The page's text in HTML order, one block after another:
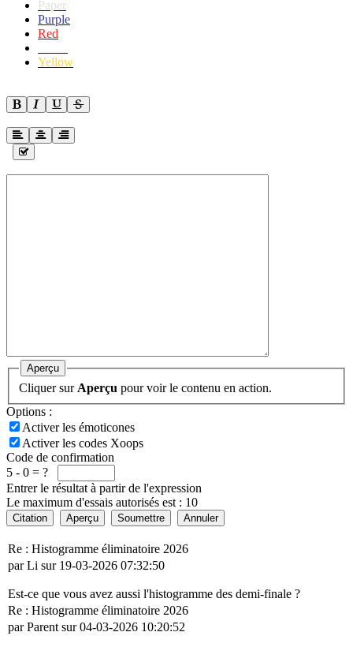
Paper
Purple
Red
Yellow
Aperçu
Cliquer sur Aperçu pour voir le contenu en action.
Options :
Activer les émoticones
Activer les codes Xoops
Code de confirmation
5 - 0 = ?
Entrer le résultat à partir de l'expression
Le maximum d'essais autorisés est : 10
Citation Aperçu Soumettre Annuler
Re : Histogramme éliminatoire 2026
par Li sur 19-03-2026 07:32:50
Est-ce que vous avez aussi l'histogramme des demi-finale ?
Re : Histogramme éliminatoire 2026
par Parent sur 04-03-2026 10:20:52